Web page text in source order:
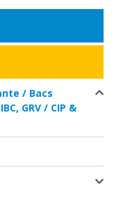
/ Bacs
GRV / CIP &